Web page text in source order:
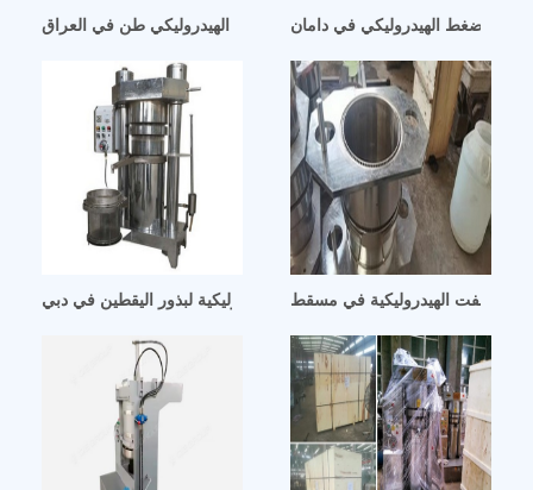
شركة تصنيع مكبس الزيت الهيدروليكي طن في العراق
زيت الضغط الهيدروليكي في دامان
آلة ضغط الزيت الهيدروليكية لبذور اليقطين في دبياللفت الهيدروليكية في مسقط